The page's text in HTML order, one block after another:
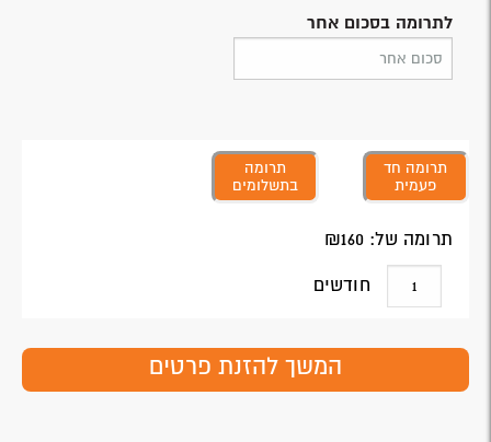
לתרומה בסכום אחר
תרומה חד
פעמית
תרומה
בתשלומים
תרומה של: ₪ 160
חודשים
המשך להזנת פרטים